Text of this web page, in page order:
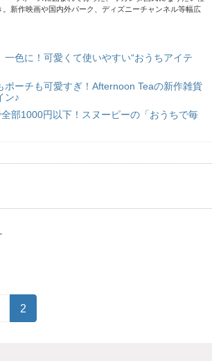
新作映画や国内外パーク、ディズニーチャンネル等幅広
色に！可愛くて使いやすい“おうちアイテ
ポーチも可愛すぎ！Afternoon Teaの新作雑貨
ン♪
全部1000円以下！スヌーピーの「おうちで毎
2